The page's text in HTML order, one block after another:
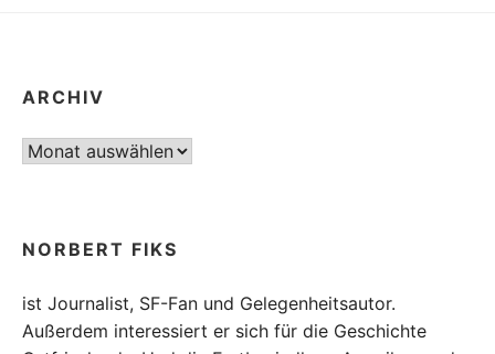
ARCHIV
Archiv
NORBERT FIKS
ist Journalist, SF-Fan und Gelegenheitsautor.
Außerdem interessiert er sich für die Geschichte